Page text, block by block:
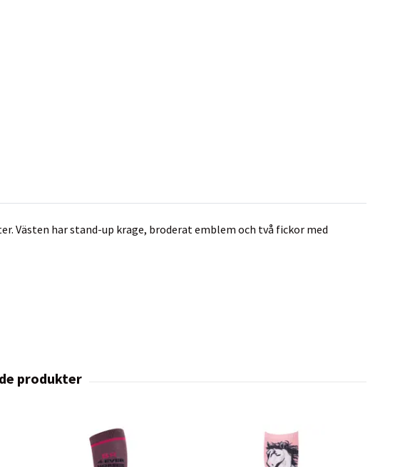
Västen har stand-up krage, broderat emblem och två fickor med